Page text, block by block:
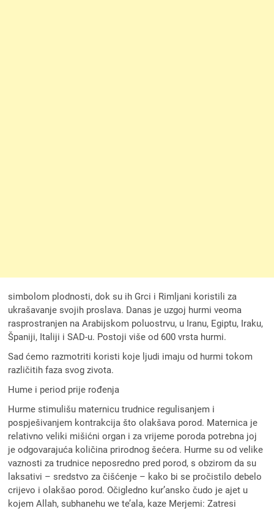
simbolom plodnosti, dok su ih Grci i Rimljani koristili za
ukrašavanje svojih proslava. Danas je uzgoj hurmi veoma
rasprostranjen na Arabijskom poluostrvu, u Iranu, Egiptu, Iraku,
Španiji, Italiji i SAD-u. Postoji više od 600 vrsta hurmi.
Sad ćemo razmotriti koristi koje ljudi imaju od hurmi tokom
različitih faza svog zivota.
Hume i period prije rođenja
Hurme stimulišu maternicu trudnice regulisanjem i
pospješivanjem kontrakcija što olakšava porod. Maternica je
relativno veliki mišićni organ i za vrijeme poroda potrebna joj
je odgovarajuća količina prirodnog šećera. Hurme su od velike
vaznosti za trudnice neposredno pred porod, s obzirom da su
laksativi – sredstvo za čišćenje – kako bi se pročistilo debelo
crijevo i olakšao porod. Očigledno kur’ansko čudo je ajet u
kojem Allah, subhanehu we te’ala, kaze Merjemi: Zatresi